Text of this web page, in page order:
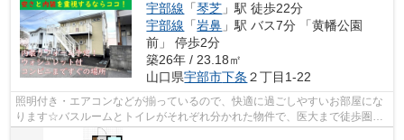
宇部線 「琴芝 」駅 徒歩22分
宇部線 「岩鼻 」駅 バス7分 「黄幡公園
前」 停歩2分
築26年 / 23.18㎡
山口県宇部市下条 ２丁目1-22
照明付き・エアコンなどが揃っているので、快適に過ごしやすいお部屋にな
ります☆バスルームとトイレがそれぞれ分かれた物件で、医大まで徒歩圏内
です！当社では宇部線宇部新川周辺の賃...